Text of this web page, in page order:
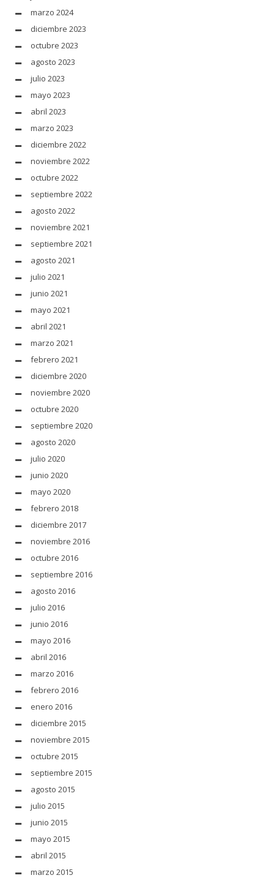
marzo 2024
diciembre 2023
octubre 2023
agosto 2023
julio 2023
mayo 2023
abril 2023
marzo 2023
diciembre 2022
noviembre 2022
octubre 2022
septiembre 2022
agosto 2022
noviembre 2021
septiembre 2021
agosto 2021
julio 2021
junio 2021
mayo 2021
abril 2021
marzo 2021
febrero 2021
diciembre 2020
noviembre 2020
octubre 2020
septiembre 2020
agosto 2020
julio 2020
junio 2020
mayo 2020
febrero 2018
diciembre 2017
noviembre 2016
octubre 2016
septiembre 2016
agosto 2016
julio 2016
junio 2016
mayo 2016
abril 2016
marzo 2016
febrero 2016
enero 2016
diciembre 2015
noviembre 2015
octubre 2015
septiembre 2015
agosto 2015
julio 2015
junio 2015
mayo 2015
abril 2015
marzo 2015